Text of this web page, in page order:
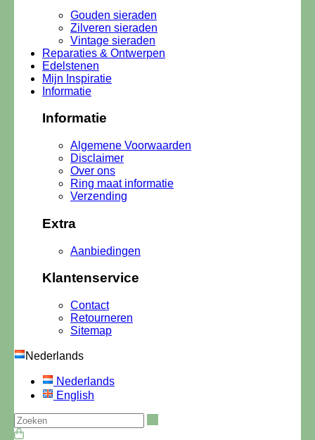
Gouden sieraden
Zilveren sieraden
Vintage sieraden
Reparaties & Ontwerpen
Edelstenen
Mijn Inspiratie
Informatie
Informatie
Algemene Voorwaarden
Disclaimer
Over ons
Ring maat informatie
Verzending
Extra
Aanbiedingen
Klantenservice
Contact
Retourneren
Sitemap
Nederlands
Nederlands
English